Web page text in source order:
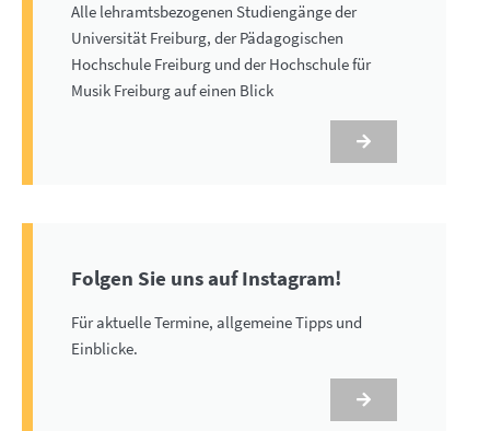
Alle lehramtsbezogenen Studiengänge der
Universität Freiburg, der Pädagogischen
Hochschule Freiburg und der Hochschule für
Musik Freiburg auf einen Blick
Folgen Sie uns auf Instagram!
Für aktuelle Termine, allgemeine Tipps und
Einblicke.